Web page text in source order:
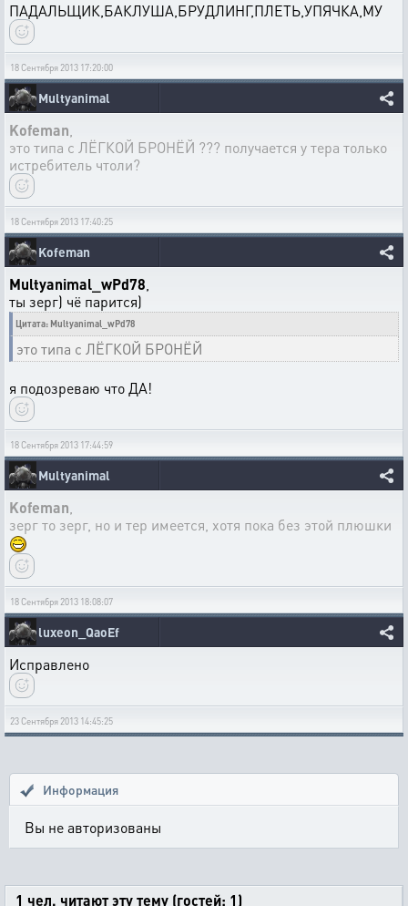
ПАДАЛЬЩИК,БАКЛУША,БРУДЛИНГ,ПЛЕТЬ,УПЯЧКА,МУ
18 Сентября 2013 17:20:00
Multyanimal
Kofeman
это типа с ЛЁГКОЙ БРОНЁЙ ??? получается у тера только
истребитель чтоли?
18 Сентября 2013 17:40:25
Kofeman
Multyanimal_wPd78
ты зерг) чё парится)
Цитата: Multyanimal_wPd78
это типа с ЛЁГКОЙ БРОНЁЙ
я подозреваю что ДА!
18 Сентября 2013 17:44:59
Multyanimal
Kofeman
зерг то зерг, но и тер имеется, хотя пока без этой плюшки
18 Сентября 2013 18:08:07
luxeon_QaoEf
Исправлено
23 Сентября 2013 14:45:25
Информация
Вы не авторизованы
1 чел. читают эту тему (гостей: 1)